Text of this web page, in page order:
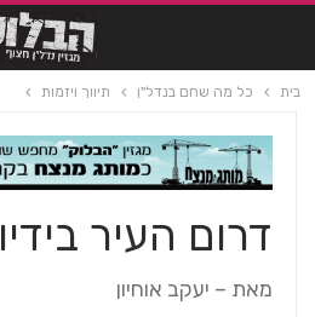
בית כל מה שחם בנדל"ן תיווך ויזמות
דרום העיר בידיו
מאת – יעקב אוחיון